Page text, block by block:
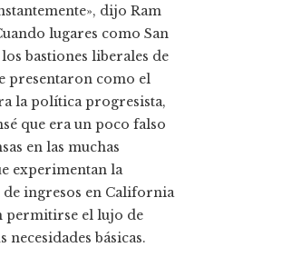
dijo Ram
lugares como San
bastiones liberales de
presentaron como el
la política progresista,
que era un poco falso
en las muchas
experimentan la
de ingresos en California
permitirse el lujo de
necesidades básicas.